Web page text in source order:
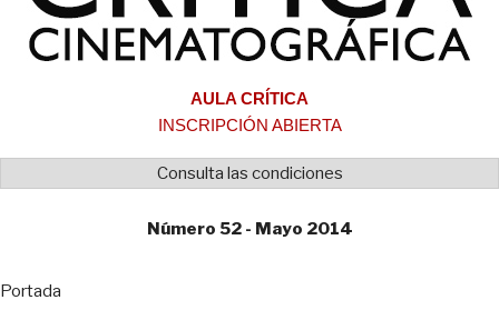
AULA CRÍTICA
INSCRIPCIÓN ABIERTA
Consulta las condiciones
Número 52 - Mayo 2014
Portada